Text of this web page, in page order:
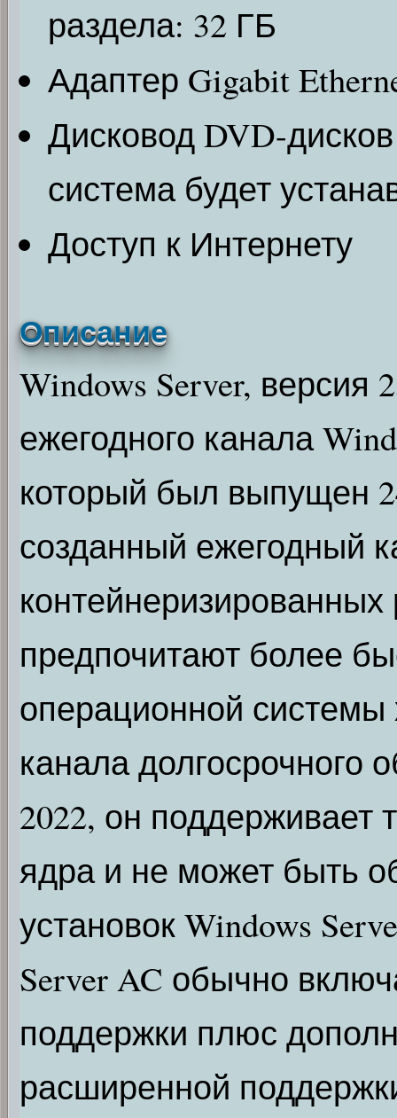
раздела: 32 ГБ
Адаптер Gigabit
Дисковод DVD-
система будет
Доступ к Интернету
Описание
Windows Server, версия
ежегодного канала
который был выпущен
созданный ежегодный
контейнеризированных
предпочитают более
операционной системы
канала долгосрочного
2022, он поддерживает
ядра и не может быть
установок Windows
Server AC обычно
поддержки плюс
расширенной